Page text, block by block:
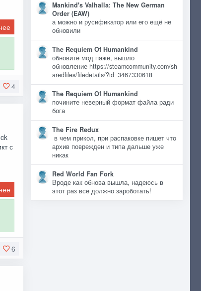
4
с
6
Mankind's Valhalla: The New German
Order (EAW)
а можно и русификатор или его ещё не
обновили
The Requiem Of Humankind
обновите мод паже, вышло
обновление https://steamcommunity.com/sh
aredfiles/filedetails/?id=3467330618
The Requiem Of Humankind
почините неверный формат файла ради
бога
The Fire Redux
в чем прикол, при распаковке пишет что
архив поврежден и типа дальше уже
никак
Red World Fan Fork
Вроде как обнова вышла, надеюсь в
этот раз все должно зароботать!